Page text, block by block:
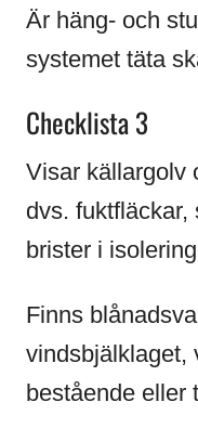
Är häng- och
systemet täta
Checklista 3
Visar källargolv
dvs. fuktfläckar,
brister i
Finns
vindsbjälklaget,
bestående eller